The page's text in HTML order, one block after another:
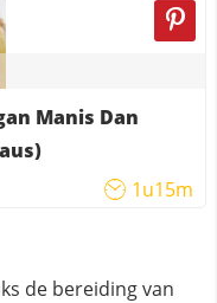
Manis Dan
1u15m
de bereiding van